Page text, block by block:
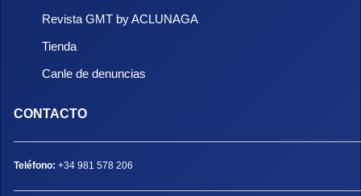
Revista GMT by ACLUNAGA
Tienda
Canle de denuncias
CONTACTO
Teléfono: +34 981 578 206